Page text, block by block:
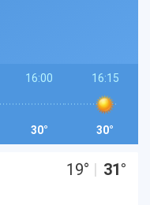
16:00
30°
16:15
30°
19° | 31°